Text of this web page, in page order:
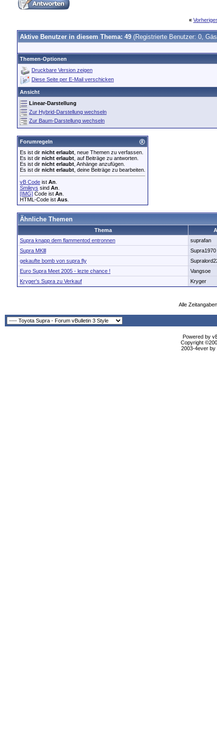
«
Aktive Benutzer in diesem Thema: 49 (Registrierte Benutzer: 0,
Themen-Optionen
Druckbare Version zeigen
Diese Seite per E-Mail verschicken
Ansicht
Linear-Darstellung
Zur Hybrid-Darstellung wechseln
Zur Baum-Darstellung wechseln
Forumregeln
Es ist dir nicht erlaubt , neue Themen zu verfassen.
Es ist dir nicht erlaubt , auf Beiträge zu antworten.
Es ist dir nicht erlaubt , Anhänge anzufügen.
Es ist dir nicht erlaubt , deine Beiträge zu bearbeiten.
vB Code ist An
Smileys sind An
[IMG] Code ist An
HTML-Code ist Aus
Ähnliche Themen
Thema
Supra knapp dem flammentod entronnen
suprafan
Supra MKlll
Supra1970
gekaufte bomb von supra fly
Euro Supra Meet 2005 - lezte chance !
Vangsoe
Kryger's Supra zu Verkauf
Kryger
Alle
Powered by
Copyright
2003-4ever by